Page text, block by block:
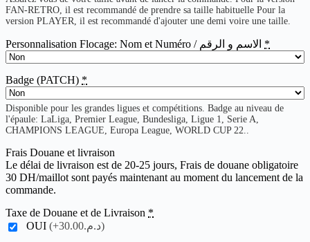
FAN-RETRO, il est recommandé de prendre sa taille habituelle Pour la
version PLAYER, il est recommandé d'ajouter une demi voire une taille.
Personnalisation Flocage: Nom et Numéro / الاسم و الرقم *
Badge (PATCH) *
Disponible pour les grandes ligues et compétitions. Badge au niveau de
l'épaule: LaLiga, Premier League, Bundesliga, Ligue 1, Serie A,
CHAMPIONS LEAGUE, Europa League, WORLD CUP 22..
Frais Douane et livraison
Le délai de livraison est de 20-25 jours, Frais de douane obligatoire
30 DH/maillot sont payés maintenant au moment du lancement de la
commande.
Taxe de Douane et de Livraison *
OUI
(+د.م.30.00)